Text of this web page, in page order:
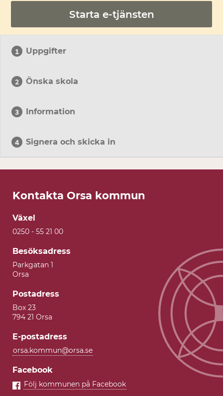
Starta e-tjänsten
Uppgifter
Önska skola
Information
Signera och skicka in
Kontakta Orsa kommun
Växel
0250 - 55 21 00
Besöksadress
Parkgatan 1
Orsa
Postadress
Box 23
794 21 Orsa
E-postadress
orsa.kommun@orsa.se
Facebook
Följ kommunen på Facebook